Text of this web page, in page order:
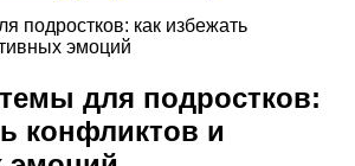
подростков: как избежать
эмоций
для подростков:
конфликтов и